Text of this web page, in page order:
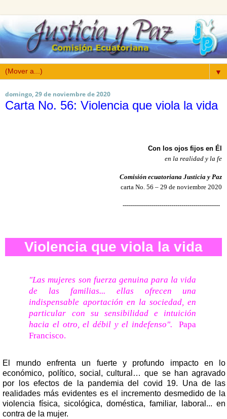
▼
domingo, 29 de noviembre de 2020
Carta No. 56: Violencia que viola la vida
Con los ojos fijos en Él
en la realidad y la fe
Comisión ecuatoriana Justicia y Paz
carta No. 56 – 29 de noviembre 2020
------------------------------------------------
Violencia que viola la vida
"Las mujeres son fuerza genuina para la vida
de las familias... ellas ofrecen una
indispensable aportación en la sociedad, en
particular con su sensibilidad e intuición
hacia el otro, el débil y el indefenso".Papa
Francisco.
El mundo enfrenta un fuerte y profundo impacto en lo
económico, político, social, cultural… que se han agravado
por los efectos de la pandemia del covid 19.
Una de las
realidades más evidentes es el incremento desmedido de la
violencia física, sicológica, doméstica, familiar, laboral... en
contra de la mujer.